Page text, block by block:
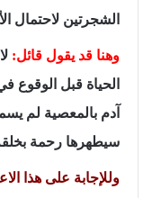
الشجرتين لاحتمال
وهنا قد يقول قائل:
الحياة قبل
آدم بالمعصية لم
سيطهرها رحمة
وللإجابة على هذا